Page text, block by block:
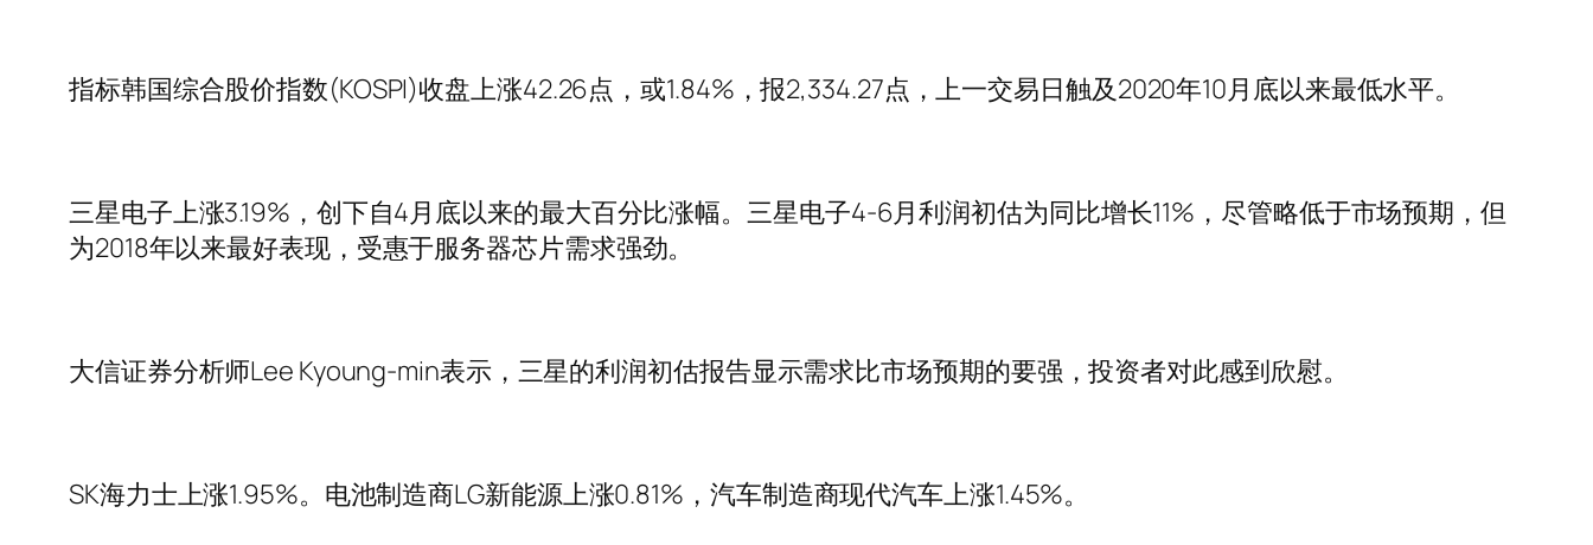
指标韩国综合股价指数(KOSPI)收盘上涨42.26点，或1.84%，报2,334.27点，上一交易日触及2020年10月底以来最低水平。
三星电子上涨3.19%，创下自4月底以来的最大百分比涨幅。三星电子4-6月利润初估为同比增长11%，尽管略低于市场预期，但
为2018年以来最好表现，受惠于服务器芯片需求强劲。
大信证券分析师Lee Kyoung-min表示，三星的利润初估报告显示需求比市场预期的要强，投资者对此感到欣慰。
SK海力士上涨1.95%。电池制造商LG新能源上涨0.81%，汽车制造商现代汽车上涨1.45%。